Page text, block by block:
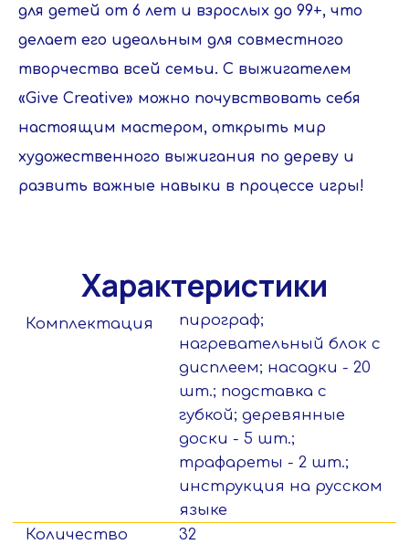
для детей от 6 лет и взрослых до 99+, что
делает его идеальным для совместного
творчества всей семьи. С выжигателем
«Give Creative» можно почувствовать себя
настоящим мастером, открыть мир
художественного выжигания по дереву и
развить важные навыки в процессе игры!
шнура
Напряжение
Мощность
25 Вт
нагрева
Материал
нагревательного